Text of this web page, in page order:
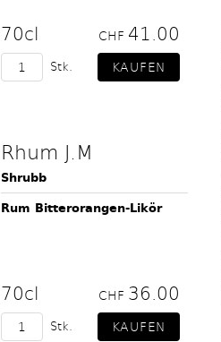
70cl CHF 41.00
Stk.
Rhum J.M
Shrubb
Rum Bitterorangen-Likör
70cl CHF 36.00
Stk.